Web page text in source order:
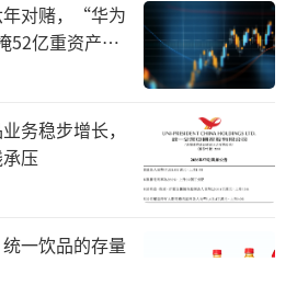
镜销售翻番
三季度营收1.08亿元，同
净利润2886万元，同比下
原因方面，去年第三季度
客户为新品备货镜体，镜
户新系统延迟上市，导致
量下降。同时，去年第三
年对赌，“华为
52亿重资产考
务稳步增长，
压
一饮品的存量